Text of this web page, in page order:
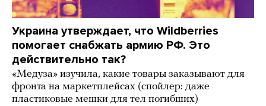
Украина утверждает, что Wildberries
помогает снабжать армию РФ. Это
действительно так?
«Медуза» изучила, какие товары заказывают для
фронта на маркетплейсах (спойлер: даже
пластиковые мешки для тел погибших)